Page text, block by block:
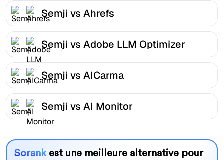
Semji vs Ahrefs
Semji vs Adobe LLM Optimizer
Semji vs AICarma
Semji vs AI Monitor
Sorankest une meilleure alternative pour